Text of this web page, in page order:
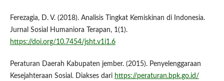
Ferezagia, D. V. (2018). Analisis Tingkat Kemiskinan di Indonesia.
Jurnal Sosial Humaniora Terapan, 1(1).
https://doi.org/10.7454/jsht.v1i1.6
Peraturan Daerah Kabupaten jember. (2015). Penyelenggaraan
Kesejahteraan Sosial. Diakses dari https://peraturan.bpk.go.id/